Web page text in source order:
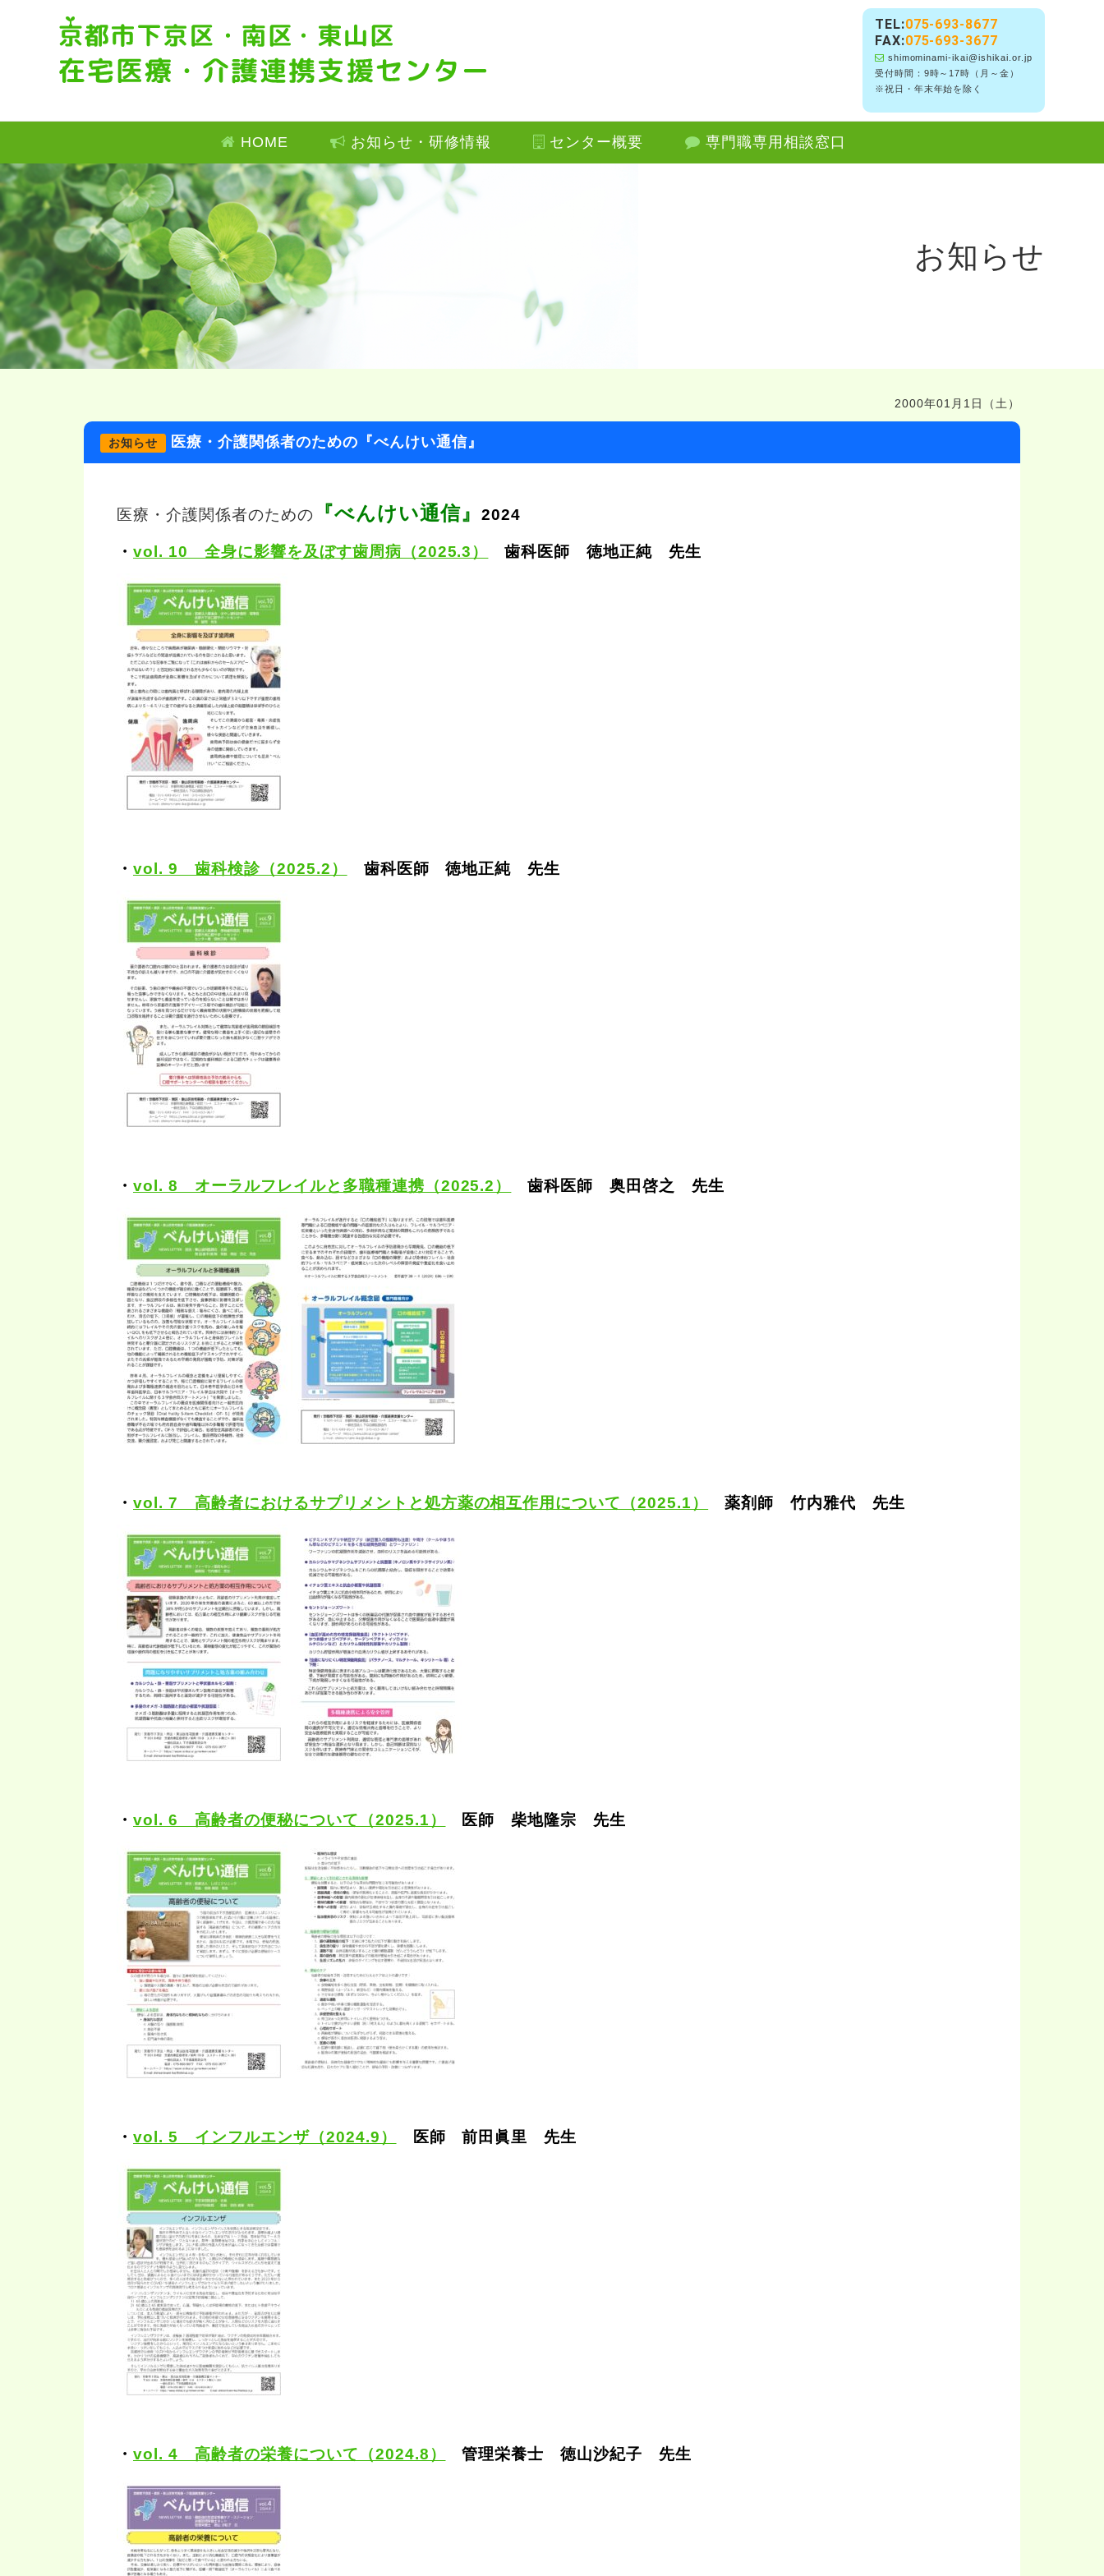
TEL:075-693-8677
FAX:075-693-3677
shimominami-ikai@ishikai.or.jp
受付時間：9時～17時（月～金）
※祝日・年末年始を除く
HOME お知らせ・研修情報 センター概要 専門職専用相談窓口
お知らせ
2000年01月1日（土）
お知らせ 医療・介護関係者のための『べんけい通信』
医療・介護関係者のための 『べんけい通信』 2024
・ vol. 10 全身に影響を及ぼす歯周病（2025.3） 歯科医師 徳地正純 先生
・ vol. 9 歯科検診（2025.2） 歯科医師 徳地正純 先生
・ vol. 8 オーラルフレイルと多職種連携（2025.2） 歯科医師 奥田啓之 先生
・ vol. 7 高齢者におけるサプリメントと処方薬の相互作用について（2025.1） 薬剤師 竹内雅代 先生
・ vol. 6 高齢者の便秘について（2025.1） 医師 柴地隆宗 先生
・ vol. 5 インフルエンザ（2024.9） 医師 前田眞里 先生
・ vol. 4 高齢者の栄養について（2024.8） 管理栄養士 徳山沙紀子 先生